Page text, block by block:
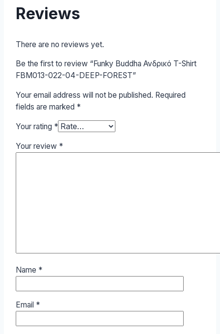
Reviews
There are no reviews yet.
Be the first to review “Funky Buddha Ανδρικό T-Shirt
FBM013-022-04-DEEP-FOREST”
Your email address will not be published. Required
fields are marked *
Your rating *
Your review *
Name *
Email *